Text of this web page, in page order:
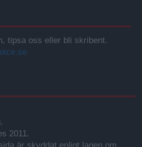
tipsa oss eller bli skribent.
2011.